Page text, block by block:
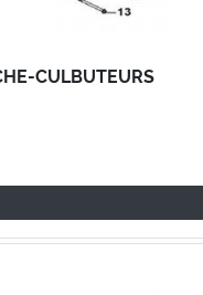
CULBUTEURS